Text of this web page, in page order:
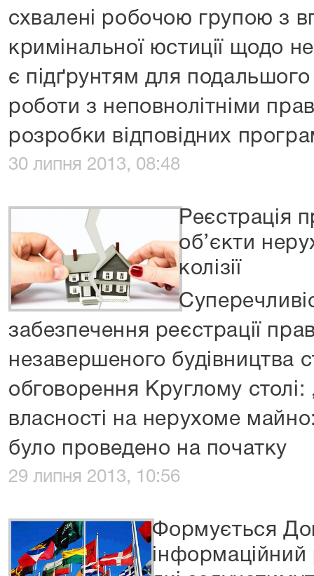
схвалені робочою групою з
кримінальної юстиції щодо
є підґрунтям для подальшого
роботи з неповнолітніми
розробки відповідних
30 липня 2013, 08:48
Реєстрація
об’єкти
колізії
забезпечення реєстрації
незавершеного будівництва
обговорення Круглому
власності на нерухоме
було проведено на початку
29 липня 2013, 10:56
Формується
інформаційний